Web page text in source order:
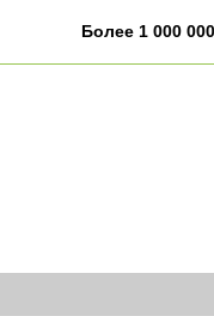
Более 1 000